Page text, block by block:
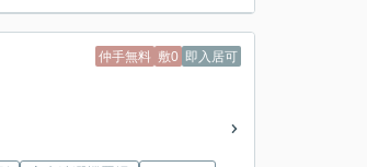
仲手無料 敷0 即入居可